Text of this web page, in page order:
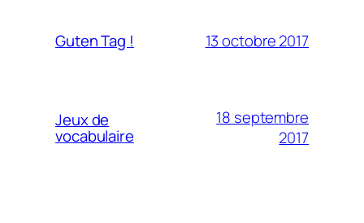
Guten Tag ! 13 octobre 2017
Jeux de
vocabulaire
18 septembre
2017